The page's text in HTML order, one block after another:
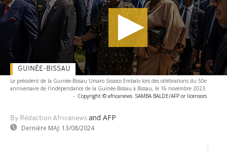
Le président de la Guinée-Bissau Umaro Sissoco Embalo lors des célébrations du 50e
anniversaire de l'indépendance de la Guinée-Bissau à Bissau, le 16 novembre 2023.
- Copyright © africanews SAMBA BALDE/AFP or licensors
By Rédaction Africanews and AFP
Dernière MAJ: 13/08/2024
GUINÉE-BISSAU